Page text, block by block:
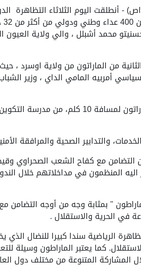
محمد أشبلل ، والي ولاية
من الماراتون من ولاية اوسرد ،
أمربيه المامي الداي ، وزير
وأنطلقت المرحلة الثالثة من
والتدابير الصحية والمرافقة
التضامن مع كفاح الشعب الصحراوي
المنظمون في مداخلاتهم خلال
" بمثابة وجه من أوجه
في الحرية والاستقلال .
الرياضية سندا كبيرا للنضال
كما يعتبر الماراطون وسيلة
المشاركة المتنوعة من مختلف دول